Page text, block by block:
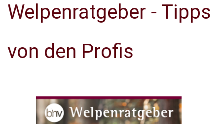
Welpenratgeber - Tipps
von den Profis